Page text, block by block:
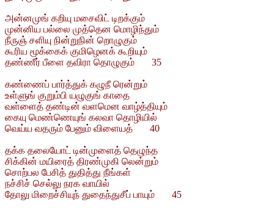
அன்னமுங் கறியு மசைவிட் டிறக்கும்
முன்னிய பல்லை முத்தென மொழிந்தும்
நீருஞ் சளியு நின்றுநின் றொழுகும்
கூரிய மூக்கைக் குமிழெனக் கூறியும்
தண்ணீர் பீளை தவிரா தொழுகும் 35
கண்ணைப் பார்த்துக் கழுநீ ரென்றும்
உள்ளுங் குறும்பி யழுகுங் காதை
வள்ளைத் தண்டின் வளமென வாழ்த்தியும்
கையு மெண்ணெயுங் கலவா தொழியில்
வெய்ய வதரும் பேனும் விளையத் 40
தக்க தலையோட் டின்முளைத் தெழுந்த
சிக்கின் மயிரைத் திரண்முகி லென்றும்
சொற்பல பேசித் துதித்து நீங்கள்
நச்சிச் செல்லு நரக வாயில்
தோலு மிறைச்சியுந் துதைந்துசீப் பாயும் 45